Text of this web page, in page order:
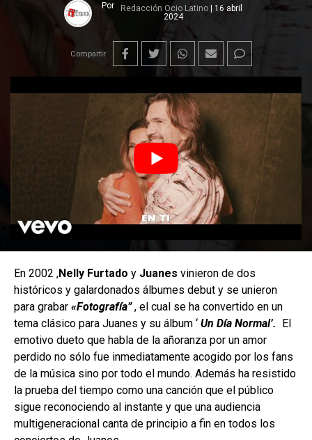
Por Redacción Ocio Latino|
16 abril
2024
Compartir
En 2002 ,Nelly Furtado y Juanes vinieron de dos
históricos y galardonados álbumes debut y se unieron
para grabar «Fotografía”, el cual se ha convertido en un
tema clásico para Juanes y su álbum ‘ Un Día Normal’. El
emotivo dueto que habla de la añoranza por un amor
perdido no sólo fue inmediatamente acogido por los fans
de la música sino por todo el mundo. Además ha resistido
la prueba del tiempo como una canción que el público
sigue reconociendo al instante y que una audiencia
multigeneracional canta de principio a fin en todos los